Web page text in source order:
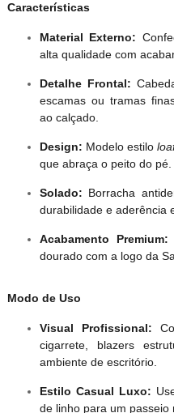
Características
Material Externo:
alta qualidade com
Detalhe Frontal:
escamas ou tramas
ao calçado.
Design: Modelo estilo
que abraça o peito do pé.
Solado: Borracha
durabilidade e aderência
Acabamento Premium:
dourado com a logo da
Modo de Uso
Visual Profissional:
cigarrete, blazers
ambiente de escritório.
Estilo Casual Luxo:
de linho para um